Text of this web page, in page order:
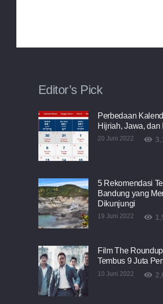
Editor’s Pick
Perbedaan
Hijriah, Jawa, dan
20 Juni 2022
5 Rekomendasi
Bandung yang
Dikunjungi
19 Juni 2022
Film The
Tembus 9 Juta
10 Juni 2022